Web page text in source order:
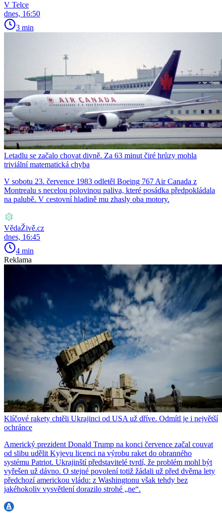
V Telce
dnes, 16:50
3 min
Letadlu se začalo chovat divně. Za 63 minut čiré hrůzy mohla
triviální matematická chyba
V sobotu 23. července 1983 odletěl Boeing 767 Air Canada z
Montrealu s necelou polovinou paliva, které posádka předpokládala
na palubě. V cestovní hladině mu zhasly oba motory.
VědaŽivě.cz
dnes, 16:45
4 min
Reklama
Klíčové rakety chtěli Ukrajinci od USA už dříve. Odmítl je i největší
ochránce
Americký prezident Donald Trump na konci července začal couvat
od slibu udělit Kyjevu licenci na výrobu raket do obranného
systému Patriot. Ukrajinští představitelé tvrdí, že problém mohl být
vyřešen už dávno. O stejné povolení totiž žádali už před dvěma lety
předchozí americkou vládu: z Washingtonu však tehdy bez
jakéhokoliv vysvětlení dorazilo strohé „ne“.